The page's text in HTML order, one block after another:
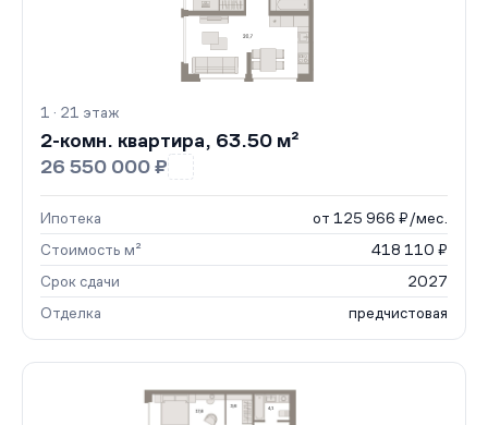
1 · 21 этаж
2-комн. квартира, 63.50 м²
26 550 000 ₽
Ипотека
от 125 966 ₽/мес.
Стоимость м²
418 110 ₽
Срок сдачи
2027
Отделка
предчистовая